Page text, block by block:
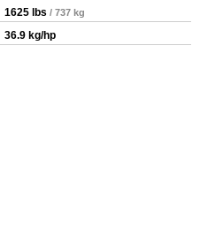
1625 lbs / 737 kg
36.9 kg/hp